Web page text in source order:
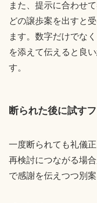
また、提示に合わせ
どの譲歩案を出すと
ます。数字だけでな
を添えて伝えると良
す。
断られた後に試す
一度断られても礼儀
再検討につながる場
で感謝を伝えつつ別